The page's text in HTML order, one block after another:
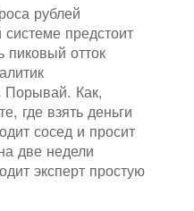
рублей
предстоит
отток
Как,
где взять деньги
сосед и просит
две недели
эксперт простую